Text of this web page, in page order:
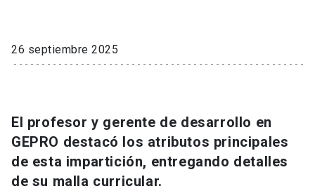
26 septiembre 2025
El profesor y gerente de desarrollo en
GEPRO destacó los atributos principales
de esta impartición, entregando detalles
de su malla curricular.